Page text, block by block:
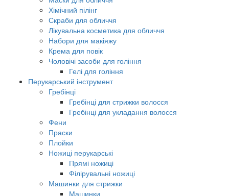
Хімічний пілінг
Скраби для обличчя
Лікувальна косметика для обличчя
Набори для макіяжу
Крема для повік
Чоловічі засоби для гоління
Гелі для гоління
Перукарський інструмент
Гребінці
Гребінці для стрижки волосся
Гребінці для укладання волосся
Фени
Праски
Плойки
Ножиці перукарські
Прямі ножиці
Філірувальні ножиці
Машинки для стрижки
Машинки